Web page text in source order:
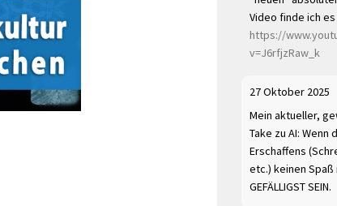
Video finde ich es
https://
v=J6rfjzRaw_k
27 Oktober 2025
Mein aktueller,
Take zu AI:
Erschaffens
etc.) keinen Spaß
GEFÄLLIGST SEIN.